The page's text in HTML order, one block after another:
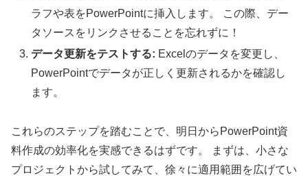
ラフや表をPowerPointに挿入します。 この際、デー
タソースをリンクさせることを忘れずに！
データ更新をテストする: Excelのデータを変更し、
PowerPointでデータが正しく更新されるかを確認し
ます。
これらのステップを踏むことで、明日からPowerPoint資
料作成の効率化を実感できるはずです。 まずは、小さな
プロジェクトから試してみて、徐々に適用範囲を広げてい